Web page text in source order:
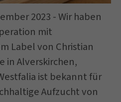
2023 - Wir haben
mit
Label von Christian
in Alverskirchen,
ist bekannt für
Aufzucht von